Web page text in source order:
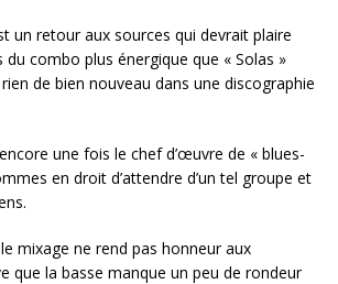
un retour aux sources qui devrait plaire
combo plus énergique que « Solas »
de bien nouveau dans une discographie
une fois le chef d’œuvre de « blues-
en droit d’attendre d’un tel groupe et
mixage ne rend pas honneur aux
que la basse manque un peu de rondeur